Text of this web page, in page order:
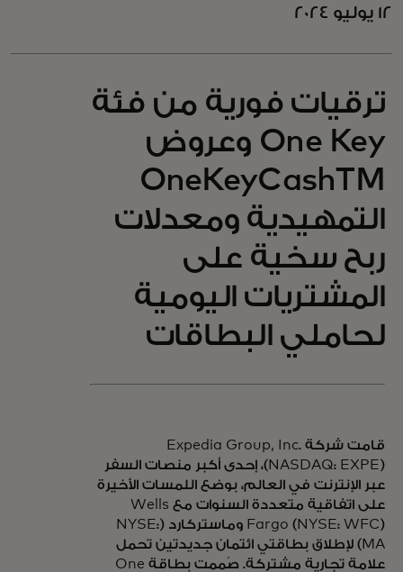
12 يوليو 2024
ترقيات فورية من فئة
One Key وعروض
OneKeyCashTM
التمهيدية ومعدلات
ربح سخية على
المشتريات اليومية
لحاملي البطاقات
قامت شركة Expedia Group, Inc.
(NASDAQ: EXPE)، إحدى أكبر منصات السفر
عبر الإنترنت في العالم، بوضع اللمسات الأخيرة
على اتفاقية متعددة السنوات مع Wells
Fargo (NYSE: WFC) وماستركارد (NYSE:
MA) لإطلاق بطاقتي ائتمان جديدتين تحمل
علامة تجارية مشتركة. صُممت بطاقة One